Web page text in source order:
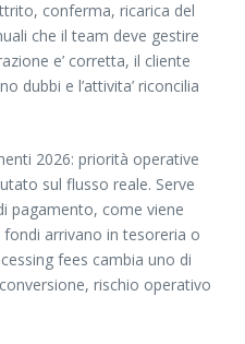
conferma, ricarica del
che il team deve gestire
e’ corretta, il cliente
dubbi e l’attivita’ riconcilia
2026: priorità operative
sul flusso reale. Serve
pagamento, come viene
arrivano in tesoreria o
fees cambia uno di
rischio operativo